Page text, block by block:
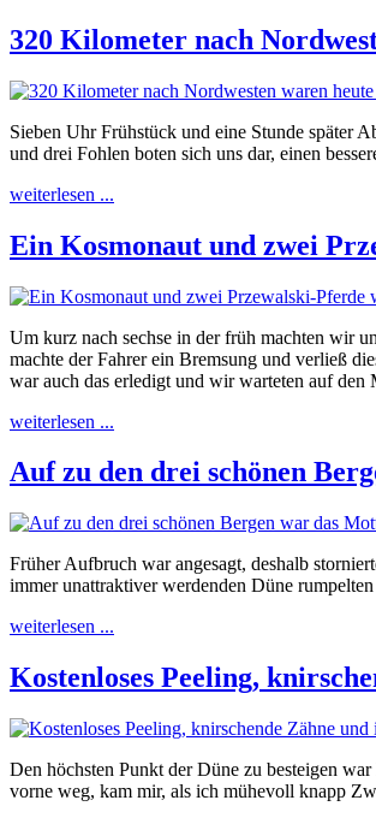
320 Kilometer nach
Sieben Uhr Frühstück und eine Stunde später
und drei Fohlen boten sich uns dar, einen
weiterlesen ...
Ein Kosmonaut und zwei
Um kurz nach sechse in der früh machten wir
machte der Fahrer ein Bremsung und verließ
war auch das erledigt und wir warteten auf den
weiterlesen ...
Auf zu den drei schönen
Früher Aufbruch war angesagt, deshalb
immer unattraktiver werdenden Düne
weiterlesen ...
Kostenloses Peeling,
Den höchsten Punkt der Düne zu besteigen
vorne weg, kam mir, als ich mühevoll knapp